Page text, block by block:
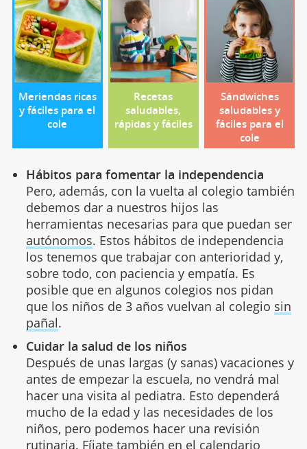
Meriendas ricas
y fáciles para el
cole
Recetas
saludables,
rápidas y fáciles
Sándwiches
saludables y
fáciles para el
cole
Hábitos para fomentar la independencia
Pero, además, con la vuelta al colegio también
debemos dar a nuestros hijos las
herramientas necesarias para que puedan ser
autónomos. Estos hábitos de independencia
los tenemos que trabajar con anterioridad y,
sobre todo, con paciencia y empatía. Es
posible que en algunos colegios nos pidan
que los niños de 3 años vuelvan al colegio sin
pañal.
Cuidar la salud de los niños
Después de unas largas (y sanas) vacaciones y
antes de empezar la escuela, no vendrá mal
hacer una visita al pediatra. Esto dependerá
mucho de la edad y las necesidades de los
niños, pero podemos hacer una revisión
rutinaria. Fíjate también en el calendario